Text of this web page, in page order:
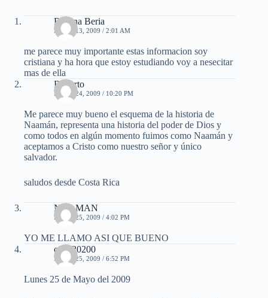
Rosana Beria
ABRIL 13, 2009 / 2:01 AM
me parece muy importante estas informacion soy
cristiana y ha hora que estoy estudiando voy a nesecitar
mas de ella
Roberto
ABRIL 24, 2009 / 10:20 PM
Me parece muy bueno el esquema de la historia de
Naamán, representa una historia del poder de Dios y
como todos en algún momento fuimos como Naamán y
aceptamos a Cristo como nuestro señor y único
salvador.
saludos desde Costa Rica
NAAMAN
MAYO 25, 2009 / 4:02 PM
YO ME LLAMO ASI QUE BUENO
cielo20200
MAYO 25, 2009 / 6:52 PM
Lunes 25 de Mayo del 2009